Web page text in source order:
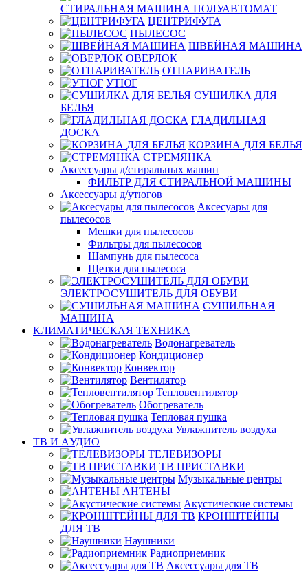
СТИРАЛЬНАЯ МАШИНА ПОЛУАВТОМАТ
ЦЕНТРИФУГА
ПЫЛЕСОС
ШВЕЙНАЯ МАШИНА
ОВЕРЛОК
ОТПАРИВАТЕЛЬ
УТЮГ
СУШИЛКА ДЛЯ
БЕЛЬЯ
ГЛАДИЛЬНАЯ
ДОСКА
КОРЗИНА ДЛЯ БЕЛЬЯ
СТРЕМЯНКА
Аксессуары д/стиральных машин
ФИЛЬТР ДЛЯ СТИРАЛЬНОЙ МАШИНЫ
Аксессуары д/утюгов
Аксесуары для
пылесосов
Мешки для пылесосов
Фильтры для пылесосов
Шампунь для пылесоса
Щетки для пылесоса
ЭЛЕКТРОСУШИТЕЛЬ ДЛЯ ОБУВИ
СУШИЛЬНАЯ
МАШИНА
КЛИМАТИЧЕСКАЯ ТЕХНИКА
Водонагреватель
Кондиционер
Конвектор
Вентилятор
Тепловентилятор
Обогреватель
Тепловая пушка
Увлажнитель воздуха
ТВ И AУДИО
ТЕЛЕВИЗОРЫ
ТВ ПРИСТАВКИ
Музыкальные центры
АНТЕНЫ
Акустические системы
КРОНШТЕЙНЫ
ДЛЯ ТВ
Наушники
Радиоприемник
Аксессуары для ТВ